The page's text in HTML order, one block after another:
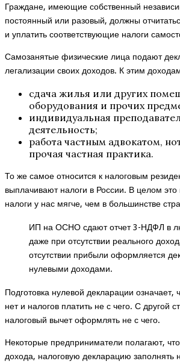
Граждане, имеющие собственный
постоянный или разовый, должны
и уплатить соответствующие налоги
Самозанятые физические лица подают
легализации своих доходов. К этим
сдача жилья или других
оборудования и прочих
индивидуальная
деятельность;
работа частным адвокатом,
прочая частная практика.
То же самое относится к налоговым
выплачивают налоги в России. В целом это
налоги у нас мягче, чем в большинстве
ИП на ОСНО сдают отчет 3-НДФЛ в
даже при отсутствии реального
отсутствии прибыли оформляется
нулевыми доходами.
Подготовка нулевой декларации означает,
нет и налогов платить не с чего. С другой
налоговый вычет оформлять не с чего.
Некоторые предприниматели полагают, что
дохода, налоговую декларацию заполнять